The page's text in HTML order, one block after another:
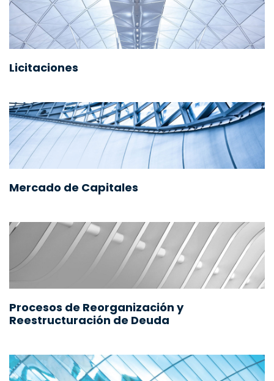
Licitaciones
Mercado de Capitales
Procesos de Reorganización y
Reestructuración de Deuda